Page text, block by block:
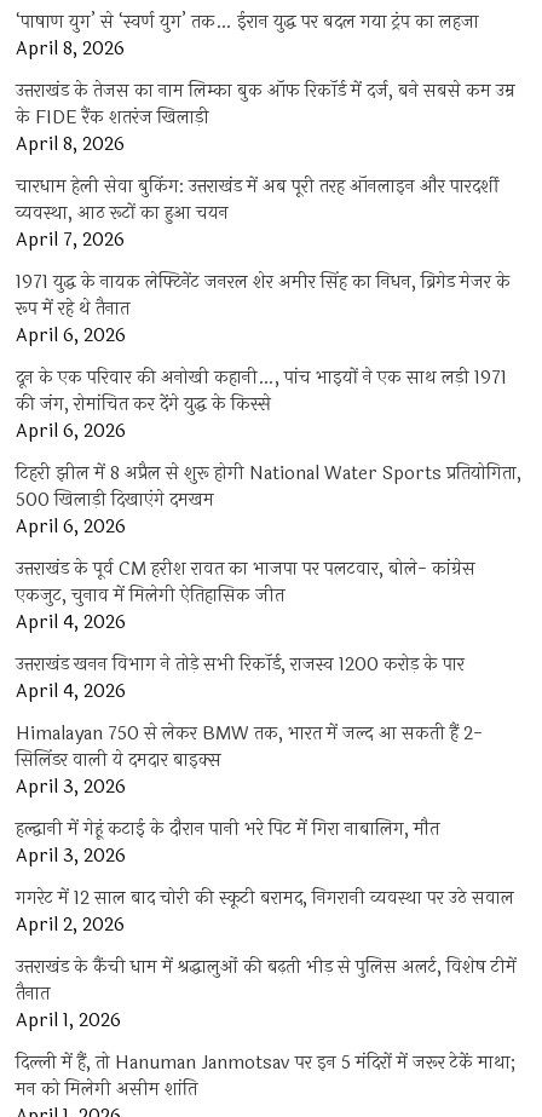
‘पाषाण युग’ से ‘स्वर्ण युग’ तक… ईरान युद्ध पर बदल गया ट्रंप का लहजा
April 8, 2026
उत्तराखंड के तेजस का नाम लिम्का बुक ऑफ रिकॉर्ड में दर्ज, बने सबसे कम उम्र
के FIDE रैंक शतरंज खिलाड़ी
April 8, 2026
चारधाम हेली सेवा बुकिंग: उत्तराखंड में अब पूरी तरह ऑनलाइन और पारदर्शी
व्यवस्था, आठ रूटों का हुआ चयन
April 7, 2026
1971 युद्ध के नायक लेफ्टिनेंट जनरल शेर अमीर सिंह का निधन, ब्रिगेड मेजर के
रूप में रहे थे तैनात
April 6, 2026
दून के एक परिवार की अनोखी कहानी…, पांच भाइयों ने एक साथ लड़ी 1971
की जंग, रोमांचित कर देंगे युद्ध के किस्से
April 6, 2026
टिहरी झील में 8 अप्रैल से शुरू होगी National Water Sports प्रतियोगिता,
500 खिलाड़ी दिखाएंगे दमखम
April 6, 2026
उत्तराखंड के पूर्व CM हरीश रावत का भाजपा पर पलटवार, बोले- कांग्रेस
एकजुट, चुनाव में मिलेगी ऐतिहासिक जीत
April 4, 2026
उत्तराखंड खनन विभाग ने तोड़े सभी रिकॉर्ड, राजस्व 1200 करोड़ के पार
April 4, 2026
Himalayan 750 से लेकर BMW तक, भारत में जल्द आ सकती हैं 2-
सिलिंडर वाली ये दमदार बाइक्स
April 3, 2026
हल्द्वानी में गेहूं कटाई के दौरान पानी भरे पिट में गिरा नाबालिग, मौत
April 3, 2026
गगरेट में 12 साल बाद चोरी की स्कूटी बरामद, निगरानी व्यवस्था पर उठे सवाल
April 2, 2026
उत्तराखंड के कैंची धाम में श्रद्धालुओं की बढ़ती भीड़ से पुलिस अलर्ट, विशेष टीमें
तैनात
April 1, 2026
दिल्ली में हैं, तो Hanuman Janmotsav पर इन 5 मंदिरों में जरूर टेकें माथा;
मन को मिलेगी असीम शांति